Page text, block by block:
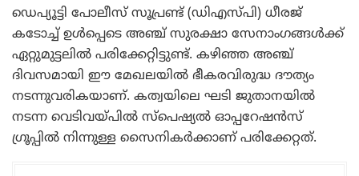
ഡെപ്യൂട്ടി പോലീസ് സൂപ്രണ്ട് (ഡിഎസ്പി) ധീരജ്
കടോച്ച് ഉൾപ്പെടെ അഞ്ച് സുരക്ഷാ സേനാംഗങ്ങൾക്ക്
ഏറ്റുമുട്ടലിൽ പരിക്കേറ്റിട്ടുണ്ട്. കഴിഞ്ഞ അഞ്ച്
ദിവസമായി ഈ മേഖലയിൽ ഭീകരവിരുദ്ധ ദൗത്യം
നടന്നുവരികയാണ്. കത്വയിലെ ഘടി ജുതാനയിൽ
നടന്ന വെടിവയ്പിൽ സ്പെഷ്യൽ ഓപ്പറേഷൻസ്
ഗ്രൂപ്പിൽ നിന്നുള്ള സൈനികർക്കാണ് പരിക്കേറ്റത്.